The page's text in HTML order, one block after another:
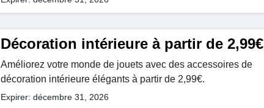
Décoration intérieure à partir de 2,99€
Améliorez votre monde de jouets avec des accessoires de
décoration intérieure élégants à partir de 2,99€.
Expirer: décembre 31, 2026